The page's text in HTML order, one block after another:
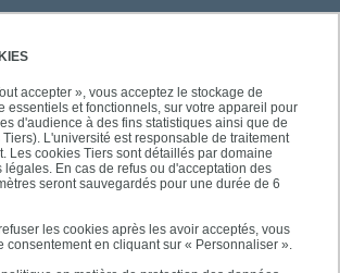
accepter », vous acceptez le stockage de
essentiels et fonctionnels, sur votre appareil pour
d'audience à des fins statistiques ainsi que de
L'université est responsable de traitement
Les cookies Tiers sont détaillés par domaine
légales. En cas de refus ou d'acceptation des
seront sauvegardés pour une durée de 6
les cookies après les avoir acceptés, vous
consentement en cliquant sur « Personnaliser ».